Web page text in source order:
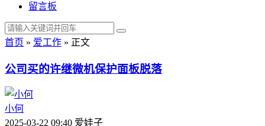
留言板
首页 » 爱工作 » 正文
公司买的许继微机保护面板脱落
小何
2025-03-22 09:40 爱娃子